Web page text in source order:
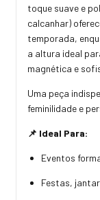
toque suave e
calcanhar)
temporada,
a altura ideal
magnética e
Uma peça
feminilidade e
📌 Ideal Para:
Eventos
Festas,